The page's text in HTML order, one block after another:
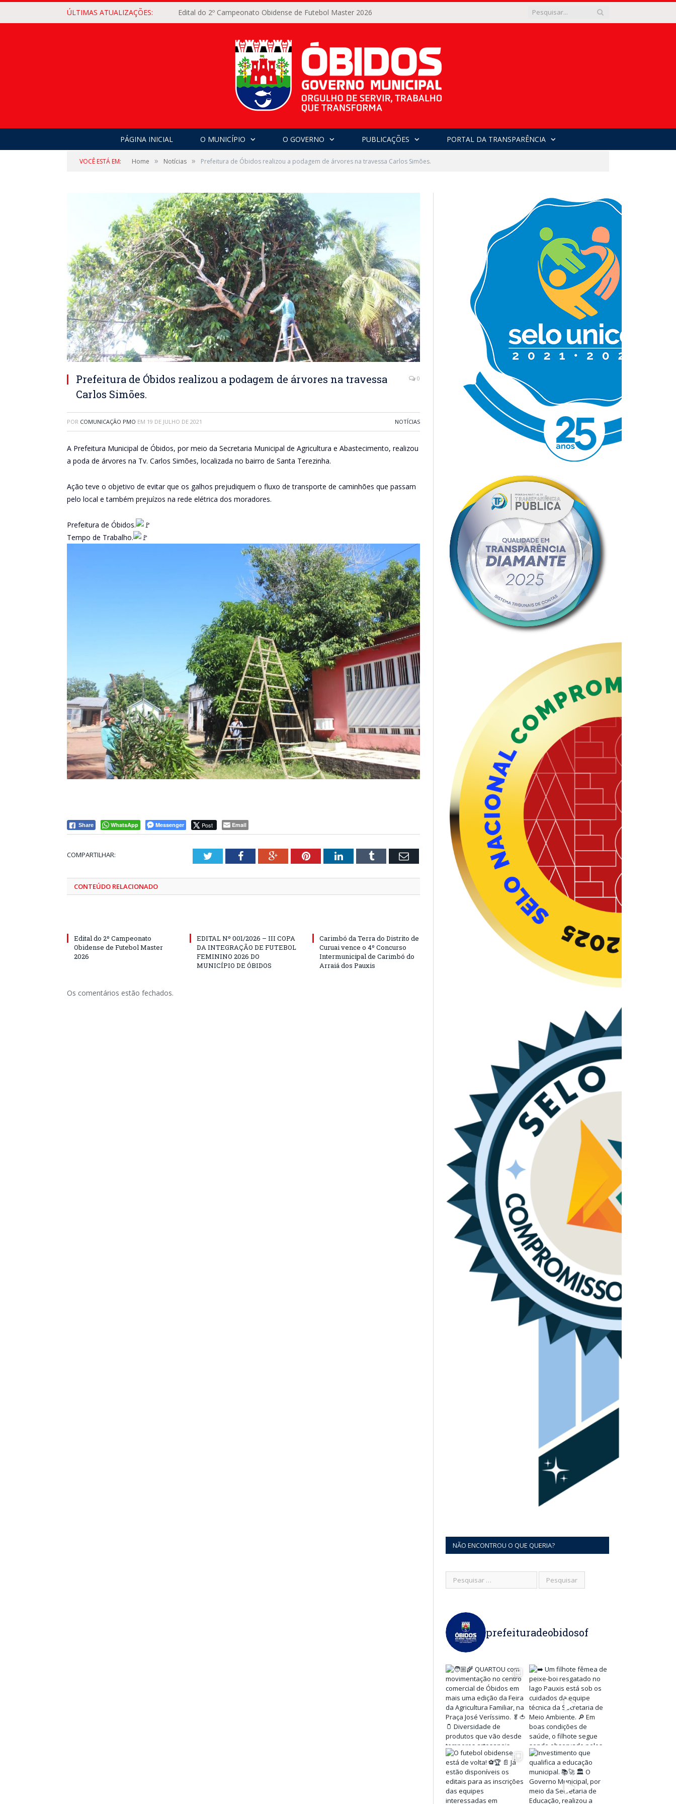
ÚLTIMAS ATUALIZAÇÕES: Edital do 2º Campeonato Obidense de Futebol Master 2026
PÁGINA INICIAL O MUNICÍPIO O GOVERNO PUBLICAÇÕES PORTAL DA TRANSPARÊNCIA
VOCÊ ESTÁ EM: Home » Notícias » Prefeitura de Óbidos realizou a podagem de árvores na travessa Carlos Simões.
Prefeitura de Óbidos realizou a podagem de árvores na travessa
Carlos Simões.
0
POR COMUNICAÇÃO PMO EM 19 DE JULHO DE 2021 NOTÍCIAS
A Prefeitura Municipal de Óbidos, por meio da Secretaria Municipal de Agricultura e Abastecimento, realizou
a poda de árvores na Tv. Carlos Simões, localizada no bairro de Santa Terezinha.
Ação teve o objetivo de evitar que os galhos prejudiquem o fluxo de transporte de caminhões que passam
pelo local e também prejuízos na rede elétrica dos moradores.
Prefeitura de Óbidos.
Tempo de Trabalho.
Share WhatsApp Messenger Post Email
COMPARTILHAR: TwitterFacebookGoogle+PinterestLinkedInTumblr Email
CONTEÚDO RELACIONADO
Edital do 2º Campeonato
Obidense de Futebol Master
2026
EDITAL Nº 001/2026 – III COPA
DA INTEGRAÇÃO DE FUTEBOL
FEMININO 2026 DO
MUNICÍPIO DE ÓBIDOS
Carimbó da Terra do Distrito de
Curuai vence o 4º Concurso
Intermunicipal de Carimbó do
Arraiá dos Pauxis
Os comentários estão fechados.
NÃO ENCONTROU O QUE QUERIA?
prefeituradeobidosof